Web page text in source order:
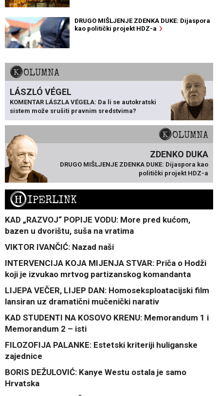
DRUGO MIŠLJENJE ZDENKA DUKE: Dijaspora
kao politički projekt HDZ-a
KOLUMNA
LÁSZLÓ VÉGEL
KOMENTAR LÁSZLA VÉGELA: Da li se autokratski
sistem može srušiti pravnim sredstvima?
KOLUMNA
ZDENKO DUKA
DRUGO MIŠLJENJE ZDENKA DUKE: Dijaspora kao
politički projekt HDZ-a
HIPERLINK
KAD „RAZVOJ“ POPIJE VODU: More pred kućom,
bazen u dvorištu, suša na vratima
VIKTOR IVANČIĆ: Nazad naši
INTERVENCIJA KOJA MIJENJA STVAR: Priča o Hodži
koji je izvukao mrtvog partizanskog komandanta
LIJEPA VEČER, LIJEP DAN: Homoseksploatacijski film
lansiran uz dramatični mučenički narativ
KAD STUDENTI NA KOSOVO KRENU: Memorandum 1 i
Memorandum 2 – isti
FILOZOFIJA PALANKE: Estetski kriteriji huliganske
zajednice
BORIS DEŽULOVIĆ: Kanye Westu ostala je samo
Hrvatska